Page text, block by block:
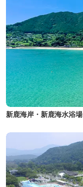
新鹿海岸・新鹿海水浴場